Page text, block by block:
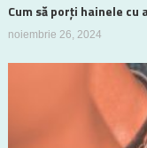
Cum să porți hainele
noiembrie 26, 2024